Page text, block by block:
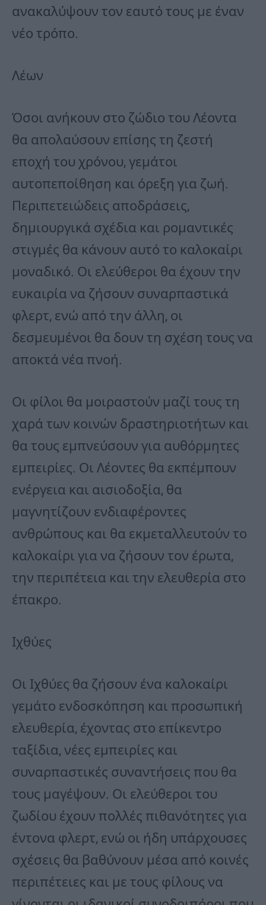
ανακαλύψουν τον εαυτό τους με έναν
νέο τρόπο.
Λέων
Όσοι ανήκουν στο ζώδιο του Λέοντα
θα απολαύσουν επίσης τη ζεστή
εποχή του χρόνου, γεμάτοι
αυτοπεποίθηση και όρεξη για ζωή.
Περιπετειώδεις αποδράσεις,
δημιουργικά σχέδια και ρομαντικές
στιγμές θα κάνουν αυτό το καλοκαίρι
μοναδικό. Οι ελεύθεροι θα έχουν την
ευκαιρία να ζήσουν συναρπαστικά
φλερτ, ενώ από την άλλη, οι
δεσμευμένοι θα δουν τη σχέση τους να
αποκτά νέα πνοή.
Οι φίλοι θα μοιραστούν μαζί τους τη
χαρά των κοινών δραστηριοτήτων και
θα τους εμπνεύσουν για αυθόρμητες
εμπειρίες. Οι Λέοντες θα εκπέμπουν
ενέργεια και αισιοδοξία, θα
μαγνητίζουν ενδιαφέροντες
ανθρώπους και θα εκμεταλλευτούν το
καλοκαίρι για να ζήσουν τον έρωτα,
την περιπέτεια και την ελευθερία στο
έπακρο.
Ιχθύες
Οι Ιχθύες θα ζήσουν ένα καλοκαίρι
γεμάτο ενδοσκόπηση και προσωπική
ελευθερία, έχοντας στο επίκεντρο
ταξίδια, νέες εμπειρίες και
συναρπαστικές συναντήσεις που θα
τους μαγέψουν. Οι ελεύθεροι του
ζωδίου έχουν πολλές πιθανότητες για
έντονα φλερτ, ενώ οι ήδη υπάρχουσες
σχέσεις θα βαθύνουν μέσα από κοινές
περιπέτειες και με τους φίλους να